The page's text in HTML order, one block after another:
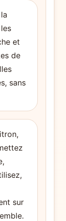
et
de
sans
sur